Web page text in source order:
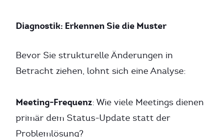
Diagnostik: Erkennen Sie die Muster
Bevor Sie strukturelle Änderungen in
Betracht ziehen, lohnt sich eine Analyse:
Meeting-Frequenz: Wie viele Meetings dienen
primär dem Status-Update statt der
Problemlösung?